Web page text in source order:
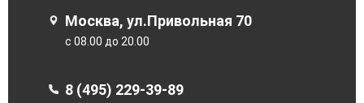
Москва, ул.Привольная 70
с 08.00 до 20.00
8 (495) 229-39-89